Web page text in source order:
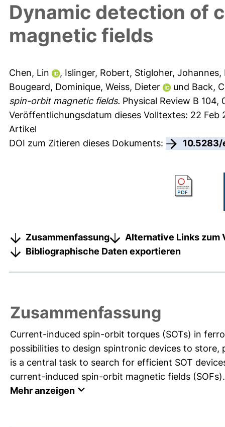
Dynamic detection of
magnetic fields
Chen, Lin , Islinger, Robert, Stigloher, Johannes,
Bougeard, Dominique, Weiss, Dieter und Back,
spin-orbit magnetic fields. Physical Review B 104,
Veröffentlichungsdatum dieses Volltextes: 22 Feb
Artikel
DOI zum Zitieren dieses Dokuments:
Zusammenfassung
Alternative Links zum
Bibliographische Daten exportieren
Zusammenfassung
Current-induced spin-orbit torques (SOTs) in
possibilities to design spintronic devices to
is a central task to search for efficient SOT
current-induced spin-orbit magnetic fields
Mehr anzeigen